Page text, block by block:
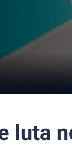
luta